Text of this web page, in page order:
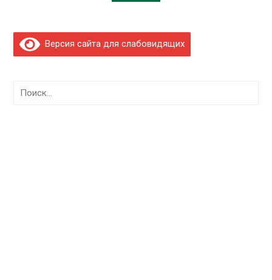
Версия сайта для слабовидящих
Найти: